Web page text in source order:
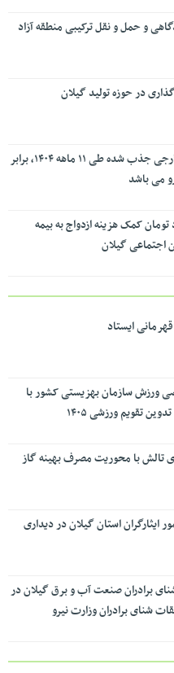
و حمل و نقل ترکیبی منطقه آزاد
سرمایه گذاری داخلی و خارجی جذب شده طی ۱۱ ماهه ۱۴۰۴، برابر
از ۲۵ میلیارد تومان کمک هزینه ازدواج به بیمه
اجتماعی گیلان
ایستاد
ورزش سازمان بهزیستی کشور با
تقویم ورزشی ۱۴۰۵
تالش با محوریت مصرف بهینه گاز
ایثارگران استان گیلان در دیداری
برادران صنعت آب و برق گیلان در
شنای برادران وزارت نیرو